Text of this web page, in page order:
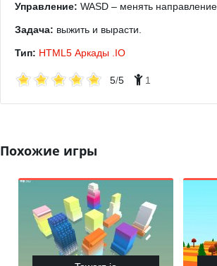
Управление: WASD – менять
Задача: выжить и вырасти.
Тип: HTML5 Аркады .IO
5/5 1
Похожие игры